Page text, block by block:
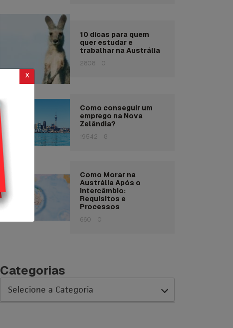
10 dicas para quem
quer estudar e
trabalhar na Austrália
2808 0
Como conseguir um
emprego na Nova
Zelândia?
19542 8
Como Morar na
Austrália Após o
Intercâmbio:
Requisitos e
Processos
660 0
Categorias
x